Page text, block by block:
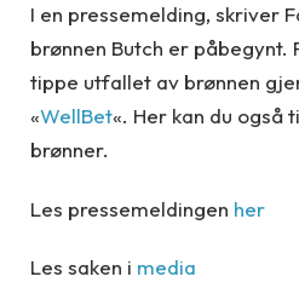
I en pressemelding, skriver
brønnen Butch er påbegynt.
tippe utfallet av brønnen
«WellBet«. Her kan du også
brønner.
Les pressemeldingen her
Les saken i media